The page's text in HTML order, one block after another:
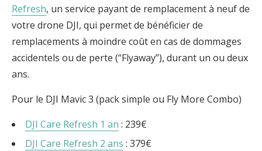
Refresh, un service payant de remplacement à neuf de
votre drone DJI, qui permet de bénéficier de
remplacements à moindre coût en cas de dommages
accidentels ou de perte (“Flyaway”), durant un ou deux
ans.
Pour le DJI Mavic 3 (pack simple ou Fly More Combo)
DJI Care Refresh 1 an : 239€
DJI Care Refresh 2 ans : 379€